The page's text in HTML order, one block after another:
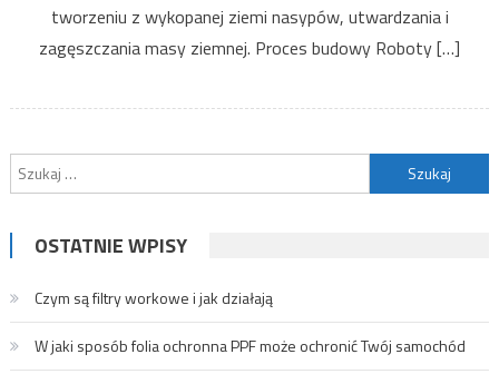
tworzeniu z wykopanej ziemi nasypów, utwardzania i
zagęszczania masy ziemnej. Proces budowy Roboty […]
Szukaj:
OSTATNIE WPISY
Czym są filtry workowe i jak działają
W jaki sposób folia ochronna PPF może ochronić Twój samochód